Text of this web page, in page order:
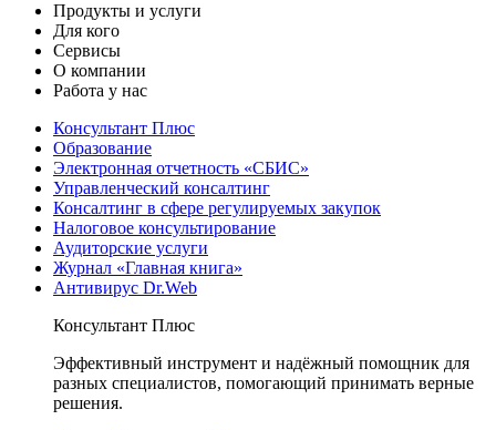
Продукты и услуги
Для кого
Сервисы
О компании
Работа у нас
Консультант Плюс
Образование
Электронная отчетность «СБИС»
Управленческий консалтинг
Консалтинг в сфере регулируемых закупок
Налоговое консультирование
Аудиторские услуги
Журнал «Главная книга»
Антивирус Dr.Web
Консультант Плюс
Эффективный инструмент и надёжный помощник для
разных специалистов, помогающий принимать верные
решения.